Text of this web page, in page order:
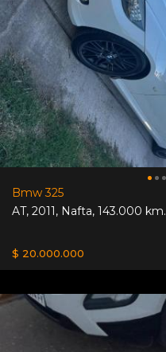
Bmw 325
AT, 2011, Nafta, 143.000 km.
$ 20.000.000